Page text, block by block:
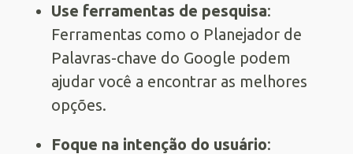
Use ferramentas de pesquisa:
Ferramentas como o Planejador de
Palavras-chave do Google podem
ajudar você a encontrar as melhores
opções.
Foque na intenção do usuário: